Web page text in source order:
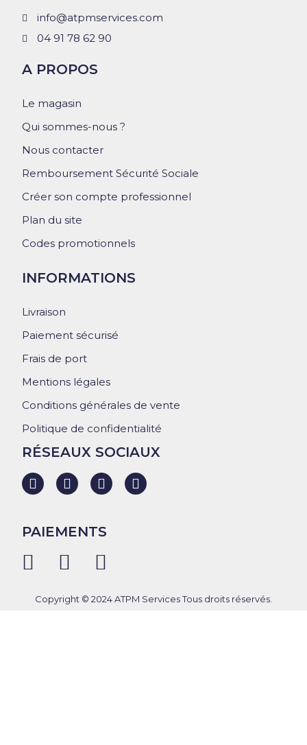
info@atpmservices.com
04 91 78 62 90
A PROPOS
Le magasin
Qui sommes-nous ?
Nous contacter
Remboursement Sécurité Sociale
Créer son compte professionnel
Plan du site
Codes promotionnels
INFORMATIONS
Livraison
Paiement sécurisé
Frais de port
Mentions légales
Conditions générales de vente
Politique de confidentialité
RÉSEAUX SOCIAUX
PAIEMENTS
Copyright © 2024 ATPM Services Tous droits réservés.